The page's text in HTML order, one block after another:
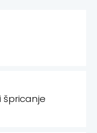
špricanje